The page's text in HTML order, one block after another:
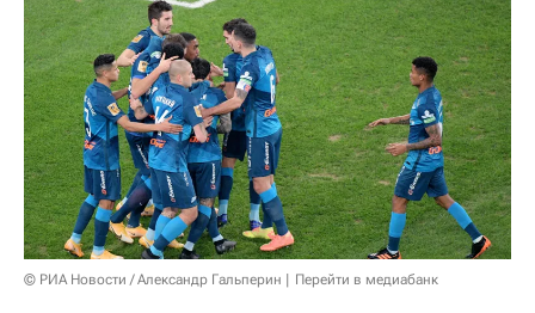
© РИА Новости / Александр Гальперин Перейти в медиабанк